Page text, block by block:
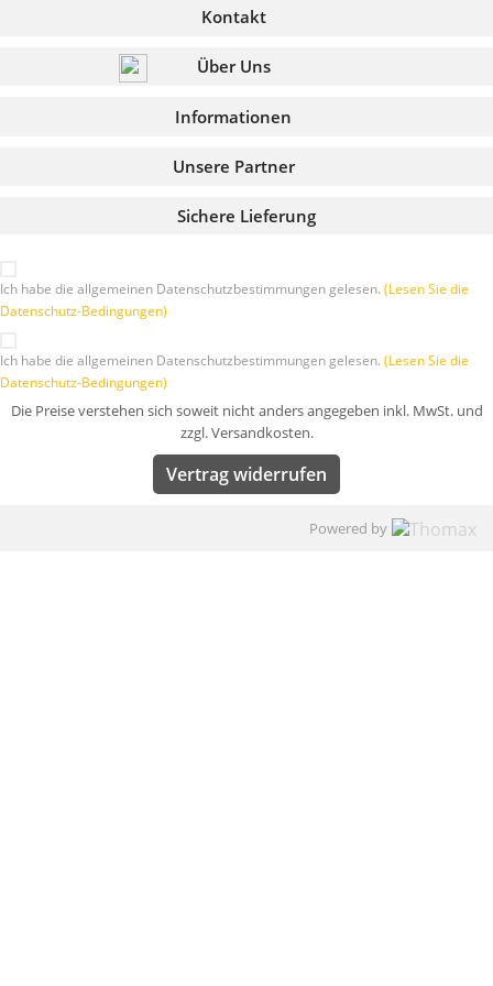
Kontakt
Über Uns
Informationen
Sichere Lieferung
Unsere Partner
Ich habe die allgemeinen Datenschutzbestimmungen gelesen. (Lesen Sie die
Datenschutz-Bedingungen)
Ich habe die allgemeinen Datenschutzbestimmungen gelesen. (Lesen Sie die
Datenschutz-Bedingungen)
Die Preise verstehen sich soweit nicht anders angegeben inkl. MwSt. und
zzgl. Versandkosten.
Vertrag widerrufen
Powered by